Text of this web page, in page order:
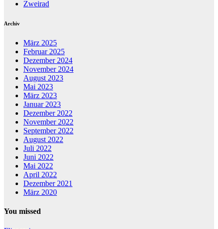
Zweirad
Archiv
März 2025
Februar 2025
Dezember 2024
November 2024
August 2023
Mai 2023
März 2023
Januar 2023
Dezember 2022
November 2022
September 2022
August 2022
Juli 2022
Juni 2022
Mai 2022
April 2022
Dezember 2021
März 2020
You missed